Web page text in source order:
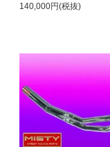
140,000円(税抜)